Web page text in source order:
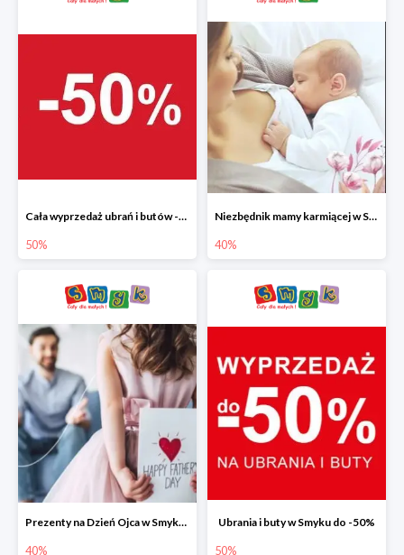
Cała wyprzedaż ubrań i butów -50%
50%
Niezbędnik mamy karmiącej w Smyku do -40%
40%
Prezenty na Dzień Ojca w Smyku do -40%
40%
Ubrania i buty w Smyku do -50%
50%